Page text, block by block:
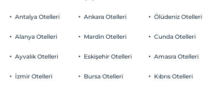
Otopark (Tesis bünyesinde)
Çocuklar
Antalya Otelleri
Alanya Otelleri
Ayvalık Otelleri
İzmir Otelleri
Ankara Otelleri
Mardin Otelleri
Eskişehir Otelleri
Bursa Otelleri
Ölüdeniz Otelleri
Cunda Otelleri
Amasra Otelleri
Kıbrıs Otelleri